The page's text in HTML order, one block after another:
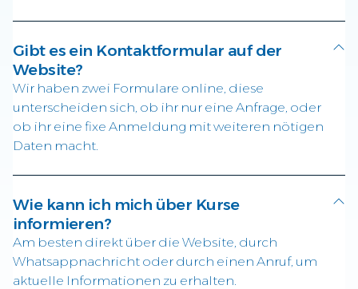
Gibt es ein Kontaktformular auf der
Website?
Wir haben zwei Formulare online, diese
unterscheiden sich, ob ihr nur eine Anfrage, oder
ob ihr eine fixe Anmeldung mit weiteren nötigen
Daten macht.
Wie kann ich mich über Kurse
informieren?
Am besten direkt über die Website, durch
Whatsappnachricht oder durch einen Anruf, um
aktuelle Informationen zu erhalten.